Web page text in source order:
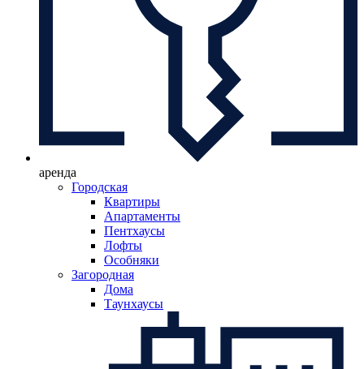
аренда
Городская
Квартиры
Апартаменты
Пентхаусы
Лофты
Особняки
Загородная
Дома
Таунхаусы